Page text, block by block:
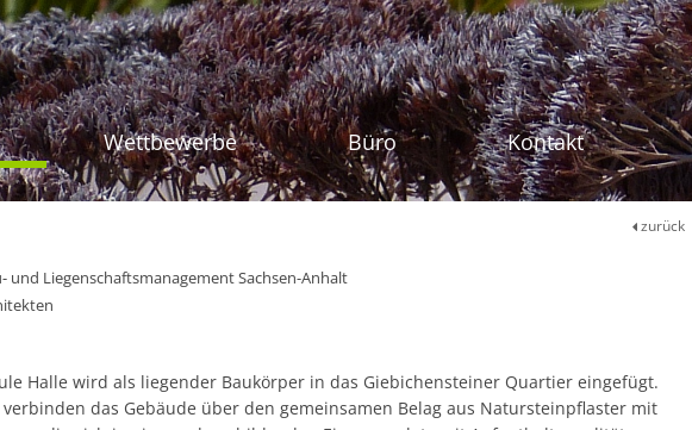
Zum Inhalt springen
Wettbewerbe Büro Kontakt
zurück
und Liegenschaftsmanagement Sachsen-Anhalt
Halle wird als liegender Baukörper in das Giebichensteiner Quartier eingefügt.
das Gebäude über den gemeinsamen Belag aus Natursteinpflaster mit